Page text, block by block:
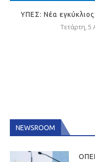
ΥΠΕΣ: Νέα
Τετάρτη, 5
NEWSROOM